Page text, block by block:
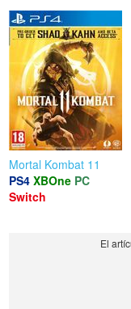
Mortal Kombat 11
PS4 XBOne PC
Switch